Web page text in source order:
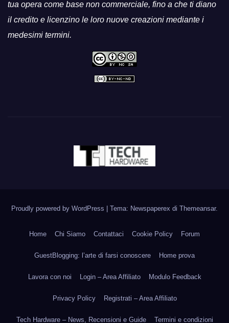
tua opera come base non commerciale, fino a che ti diano
il credito e licenzino le loro nuove creazioni mediante i
medesimi termini.
Proudly powered by WordPress | Tema: Newspaperex di Themeansar.
Home Chi Siamo Contattaci Cookie Policy Forum
GuestBlogging: l’arte di farsi conoscere Home prova
Lavora con noi Login – Area Affiliato Modulo Feedback
Privacy Policy Registrati – Area Affiliato
Tech Hardware – News, Recensioni e Guide Termini e condizioni